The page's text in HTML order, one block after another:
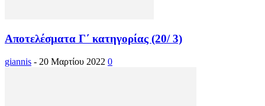
Αποτελέσματα Γ΄ κατηγορίας (20/ 3)
giannis - 20 Μαρτίου 2022 0